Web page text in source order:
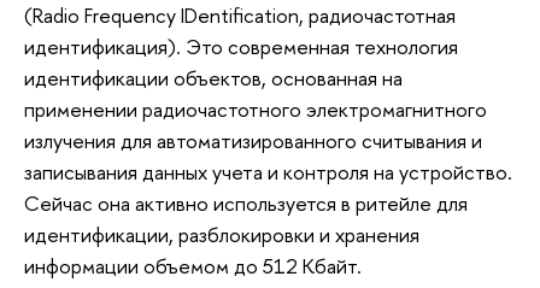
(Radio Frequency IDentification, радиочастотная
идентификация). Это современная технология
идентификации объектов, основанная на
применении радиочастотного электромагнитного
излучения для автоматизированного считывания и
записывания данных учета и контроля на устройство.
Сейчас она активно используется в ритейле для
идентификации, разблокировки и хранения
информации объемом до 512 Кбайт.